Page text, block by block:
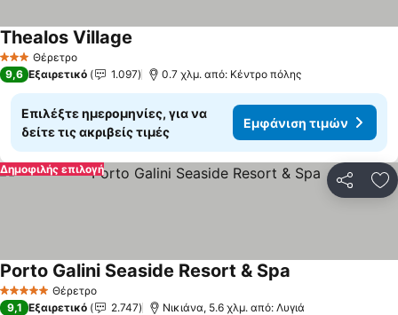
3 ΑστέριαΘέρετρο
Thealos Village
9,6 Εξαιρετικό 1.097 0.7 χλμ. από: Κέντρο πόλης
Επιλέξτε ημερομηνίες, για να
δείτε τις ακριβείς τιμές
Εμφάνιση τιμών
Δημοφιλής επιλογή
5 Αστέρια Θέρετρο
Porto Galini Seaside Resort & Spa
9,1 Εξαιρετικό 2.747 Νικιάνα, 5.6 χλμ. από: Λυγιά